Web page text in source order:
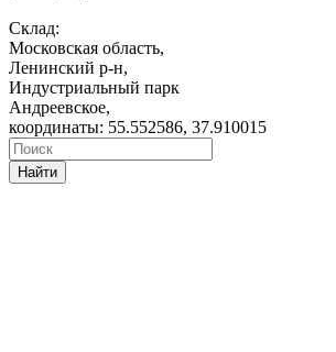
Склад:
Московская область,
Ленинский р-н,
Индустриальный парк
Андреевское,
координаты: 55.552586, 37.910015
Найти